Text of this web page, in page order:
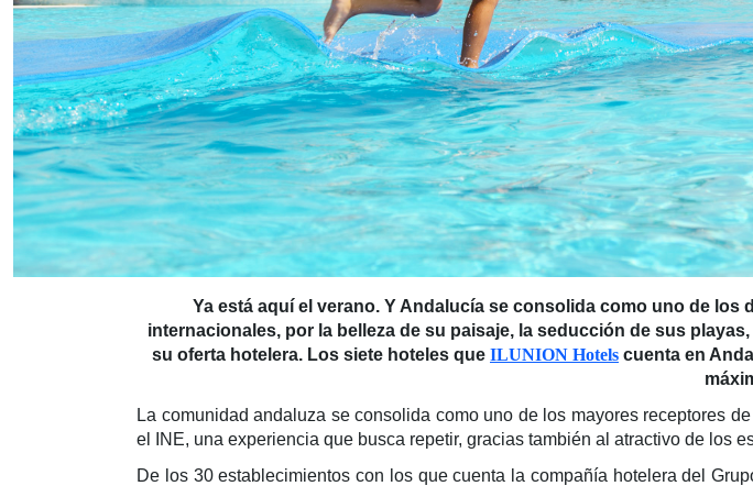
Ya está aquí el verano. Y Andalucía se consolida como uno de
internacionales, por la belleza de su paisaje, la seducción de sus
su oferta hotelera. Los siete hoteles que ILUNION Hotels cuenta en
La comunidad andaluza se consolida como uno de los mayores receptores
el INE, una experiencia que busca repetir, gracias también al atractivo de los
De los 30 establecimientos con los que cuenta la compañía hotelera del